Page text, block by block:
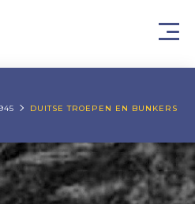
DUITSE TROEPEN EN BUNKERS